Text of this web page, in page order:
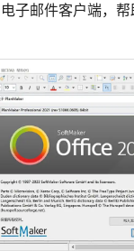
子邮件客户端，